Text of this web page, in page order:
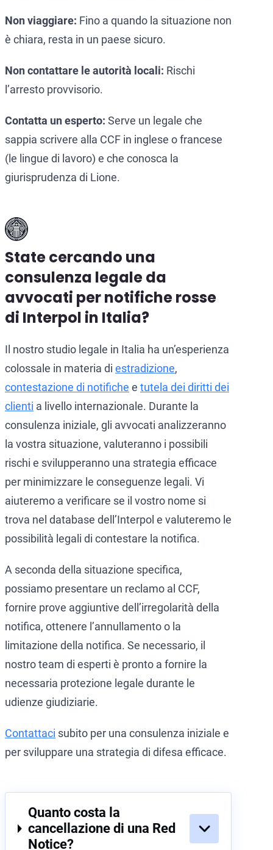
Non viaggiare: Fino a quando la situazione non
è chiara, resta in un paese sicuro.
Non contattare le autorità locali: Rischi
l’arresto provvisorio.
Contatta un esperto: Serve un legale che
sappia scrivere alla CCF in inglese o francese
(le lingue di lavoro) e che conosca la
giurisprudenza di Lione.
State cercando una
consulenza legale da
avvocati per notifiche rosse
di Interpol in Italia?
Il nostro studio legale in Italia ha un’esperienza
colossale in materia di estradizione,
contestazione di notifiche e tutela dei diritti dei
clienti a livello internazionale. Durante la
consulenza iniziale, gli avvocati analizzeranno
la vostra situazione, valuteranno i possibili
rischi e svilupperanno una strategia efficace
per minimizzare le conseguenze legali. Vi
aiuteremo a verificare se il vostro nome si
trova nel database dell’Interpol e valuteremo le
possibilità legali di contestare la notifica.
A seconda della situazione specifica,
possiamo presentare un reclamo al CCF,
fornire prove aggiuntive dell’irregolarità della
notifica, ottenere l’annullamento o la
limitazione della notifica. Se necessario, il
nostro team di esperti è pronto a fornire la
necessaria protezione legale durante le
udienze giudiziarie.
Contattaci subito per una consulenza iniziale e
per sviluppare una strategia di difesa efficace.
Quanto costa la
cancellazione di una Red
Notice?